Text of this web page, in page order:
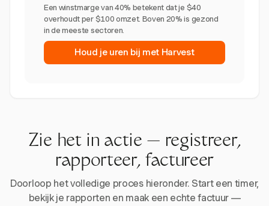
Een winstmarge van 40% betekent dat je $40
overhoudt per $100 omzet. Boven 20% is gezond
in de meeste sectoren.
Houd je uren bij met Harvest
Zie het in actie — registreer,
rapporteer, factureer
Doorloop het volledige proces hieronder. Start een timer,
bekijk je rapporten en maak een echte factuur —